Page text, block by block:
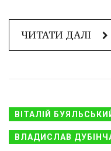
ЧИТАТИ ДАЛІ
ВІТАЛІЙ
ВЛАДИСЛАВ